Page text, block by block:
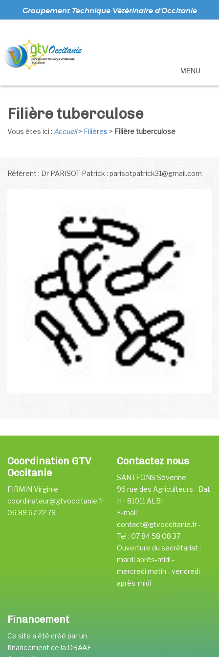
Groupement Technique Vétérinaire d'Occitanie
MENU
Filière tuberculose
Vous ètes ici : Accueil> Filières > Filière tuberculose
Référent : Dr PARISOT Patrick : parisotpatrick31@gmail.com
Coordination GTV
Occitanie
FIRMIN Virginie
coordinateur@gtvoccitanie.fr
06 89 67 22 79
Contactez nous
SANTFONS Séverine
96 rue des Agriculteurs - Bat
H - 81011 ALBI
E-mail :
contact@gtvoccitanie.fr -
Tel : 07 84 58 08 37
Ouverture du secrétariat :
mardi après-midi -
mercredi matin - vendredi
après-midi
Financement
Ce site a été créé par un
financement de la DRAAF